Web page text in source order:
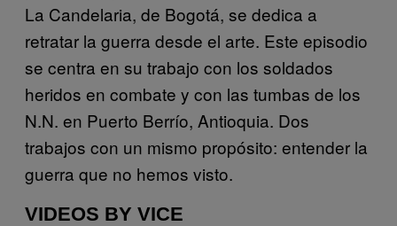
La Candelaria, de Bogotá, se dedica a
retratar la guerra desde el arte. Este episodio
se centra en su trabajo con los soldados
heridos en combate y con las tumbas de los
N.N. en Puerto Berrío, Antioquia. Dos
trabajos con un mismo propósito: entender la
guerra que no hemos visto.
VIDEOS BY VICE